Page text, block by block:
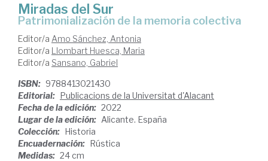
Miradas del Sur
patrimonialización de la memoria colectiva
Editor/a Amo Sánchez, Antonia
Editor/a Llombart Huesca, Maria
Editor/a Sansano, Gabriel
ISBN: 9788413021430
Editorial: Publicacions de la Universitat d'Alacant
Fecha de la edición: 2022
Lugar de la edición: Alicante. España
Colección: Historia
Encuadernación: Rústica
Medidas: 24 cm